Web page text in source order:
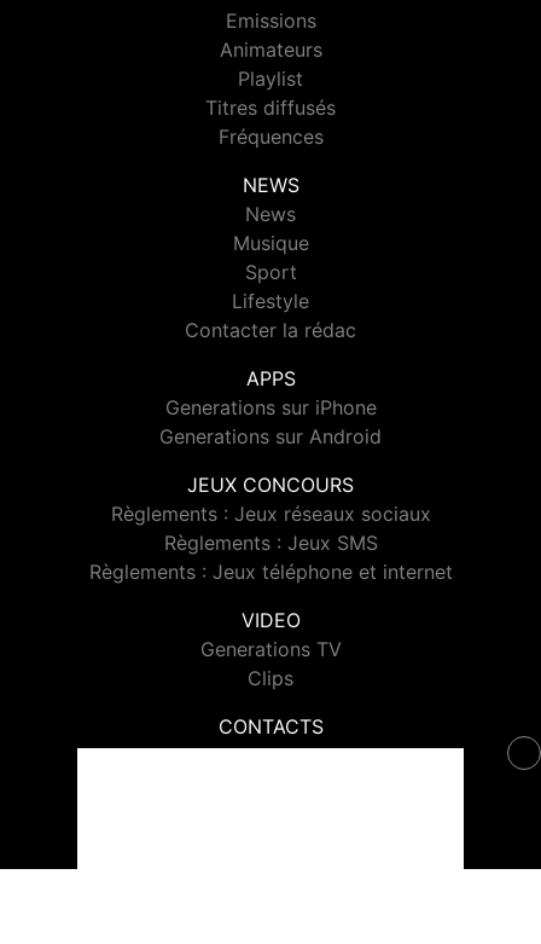
Emissions
Animateurs
Playlist
Titres diffusés
Fréquences
NEWS
News
Musique
Sport
Lifestyle
Contacter la rédac
APPS
Generations sur iPhone
Generations sur Android
JEUX CONCOURS
Règlements : Jeux réseaux sociaux
Règlements : Jeux SMS
Règlements : Jeux téléphone et internet
VIDEO
Generations TV
Clips
CONTACTS
Contacter Generations